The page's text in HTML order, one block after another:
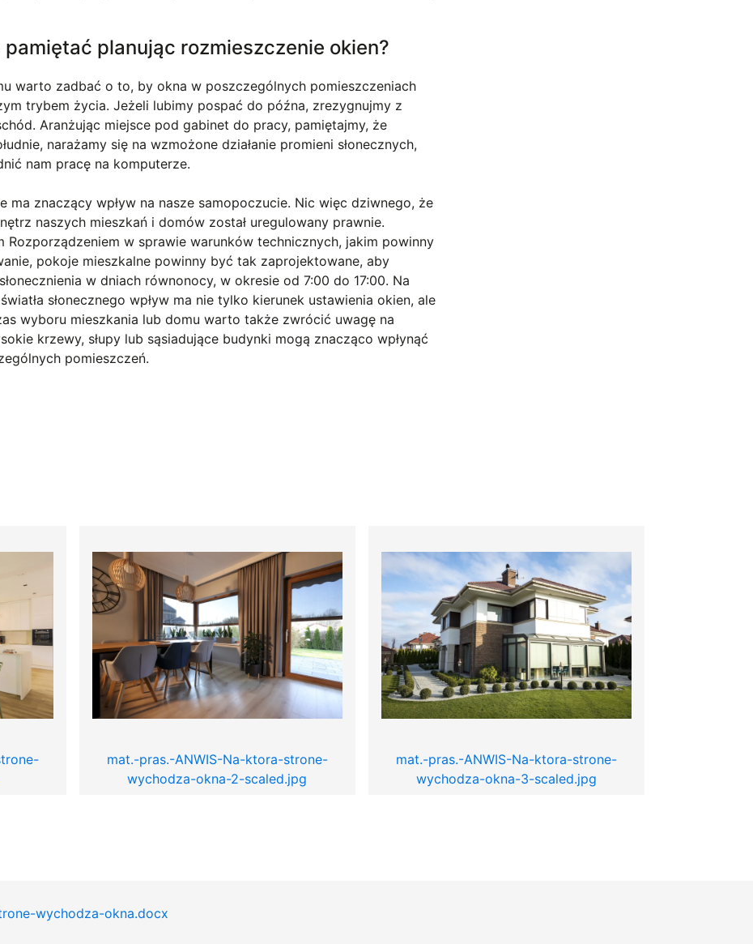
planując rozmieszczenie okien?
warto zadbać o to, by okna w poszczególnych pomieszczeniach
trybem życia. Jeżeli lubimy pospać do późna, zrezygnujmy z
Aranżując miejsce pod gabinet do pracy, pamiętajmy, że
narażamy się na wzmożone działanie promieni słonecznych,
nam pracę na komputerze.
ma znaczący wpływ na nasze samopoczucie. Nic więc dziwnego, że
naszych mieszkań i domów został uregulowany prawnie.
Rozporządzeniem w sprawie warunków technicznych, jakim powinny
pokoje mieszkalne powinny być tak zaprojektowane, aby
w dniach równonocy, w okresie od 7:00 do 17:00. Na
słonecznego wpływ ma nie tylko kierunek ustawienia okien, ale
wyboru mieszkania lub domu warto także zwrócić uwagę na
krzewy, słupy lub sąsiadujące budynki mogą znacząco wpłynąć
pomieszczeń.
mat.-pras.-ANWIS-Na-ktora-strone-
wychodza-okna-2-scaled.jpg
mat.-pras.-ANWIS-Na-ktora-strone-
wychodza-okna-3-scaled.jpg
wychodza-okna.docx